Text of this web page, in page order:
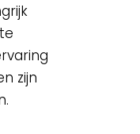
zijn